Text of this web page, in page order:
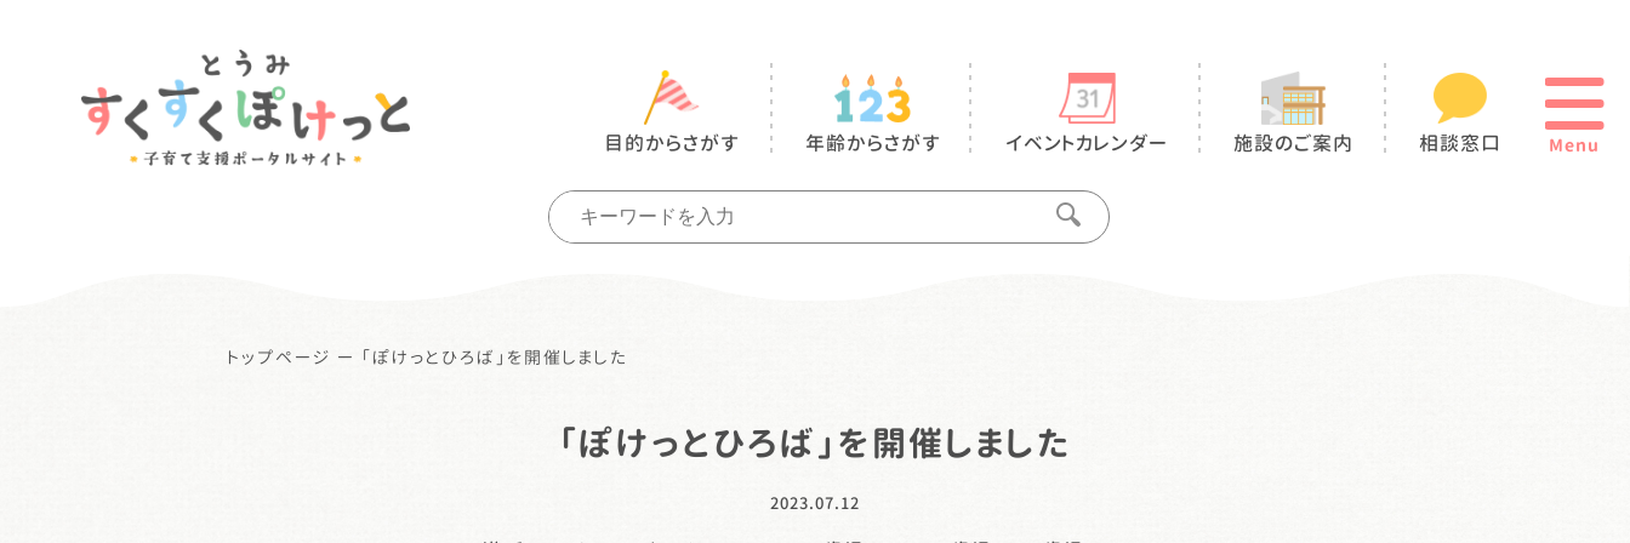
目的からさがす 年齢からさがす イベントカレンダー 施設のご案内 相談窓口 Menu
トップページ ー 「ぽけっとひろば」を開催しました
「ぽけっとひろば」を開催しました
2023.07.12